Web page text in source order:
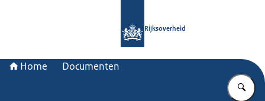
Rijksoverheid
Home Documenten